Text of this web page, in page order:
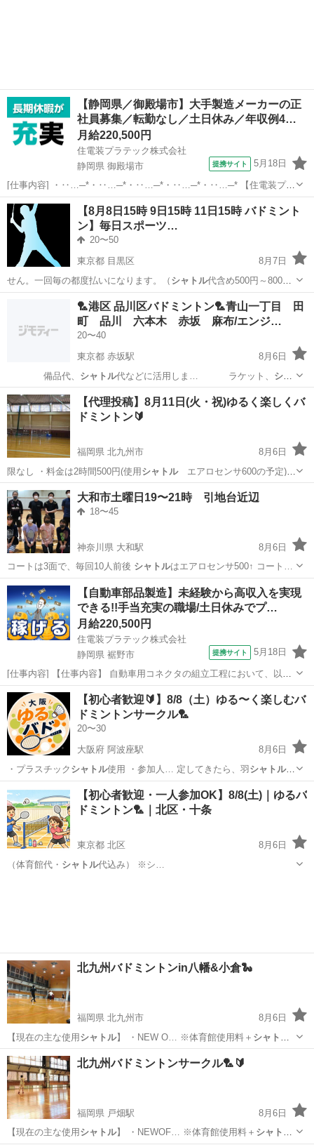
【静岡県／御殿場市】大手製造メーカーの正
社員募集／転勤なし／土日休み／年収例4…
月給220,500円
住電装プラテック株式会社
静岡県 御殿場市
提携サイト 5月18日
[仕事内容] ・‥…─*・‥…─*・‥…─*・‥…─*・‥…─* 【住電装プラ
テック株式会社】 当社では、 自動車の情報を伝達する重要な役割を果
たしている、 ワイヤーハーネスの配線の分岐や接続を担うコネクタの
製造を成形・プ...
静岡 御殿場市 工場
【8月8日15時 9日15時 11日15時 バドミント
ン】毎日スポーツ…
20〜50
東京都 目黒区
8月7日
せん。一回毎の都度払いになります。（ シャトル代含め500円～800円
です） …
スポーツ トレッキング
🏸港区 品川区バドミントン🏸青山一丁目 田
町 品川 六本木 赤坂 麻布/エンジ…
20〜40
東京都 赤坂駅
8月6日
備品代、 シャトル代などに活用しま… ラケット、 シャ
トルはあればで大丈夫…
東京 港区 赤坂駅 バドミントン 社会人サークル
【代理投稿】8月11日(火・祝)ゆるく楽しくバ
ドミントン🔰
福岡県 北九州市
8月6日
限なし ・料金は2時間500円(使用シャトルエアロセンサ600の予定)
◎開…
福岡 北九州市 バドミントン エアロ
大和市土曜日19〜21時 引地台近辺
18〜45
神奈川県 大和駅
8月6日
コートは3面で、毎回10人前後 シャトル はエアロセンサ500↑ コート…
神奈川 大和市 大和駅 バドミントン フットワーク
【自動車部品製造】未経験から高収入を実現
できる!!手当充実の職場/土日休みでプ…
月給220,500円
住電装プラテック株式会社
静岡県 裾野市
提携サイト 5月18日
[仕事内容] 【仕事内容】 自動車用コネクタの組立工程において、以下
業務をお願いいたします。 ■生産設備の操作（射出成型機やプレス
機、組立機など） ■生産段取り ■箱替え ■材料供給及び補助作業 （業
務の変更の範囲） 会社...
静岡 裾野市 工場
【初心者歓迎🔰】8/8（土）ゆる〜く楽しむバ
ドミントンサークル🏸
20〜30
大阪府 阿波座駅
8月6日
・プラスチック シャトル 使用 ・参加人… 定してきたら、羽 シャトル
（エアロセンサ等…
大阪 大阪市 阿波座駅 バドミントン シャトル
【初心者歓迎・一人参加OK】8/8(土)｜ゆるバ
ドミントン🏸｜北区・十条
東京都 北区
8月6日
（体育館代・ シャトル代込み） ※シ…
北九州バドミントンin八幡&小倉🐍
福岡県 北九州市
8月6日
【現在の主な使用シャトル】 ・NEW O… ※体育館使用料＋ シャトル
代 ⑤その他 湿…
福岡 北九州市 バドミントン サークル
北九州バドミントンサークル🏸🔰
福岡県 戸畑駅
8月6日
【現在の主な使用 シャトル】 ・NEWOF… ※体育館使用料＋ シャトル